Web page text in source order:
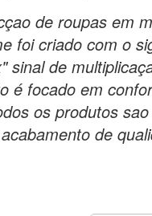
de roupas em
foi criado com o
sinal de
é focado em
os produtos
de